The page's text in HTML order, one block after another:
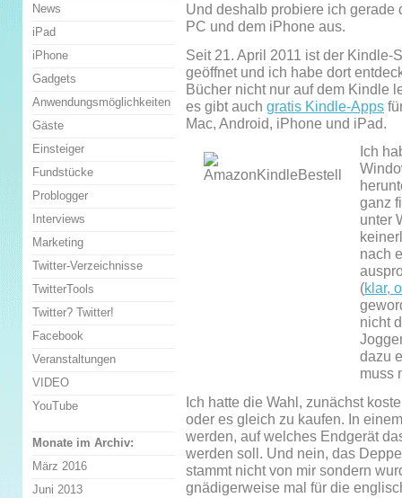
Und deshalb probiere ich
PC und dem iPhone aus.
Seit 21. April 2011 ist der Kindle-
geöffnet und ich habe dort
Bücher nicht nur auf dem Kindle
es gibt auch gratis Kindle-Apps
Mac, Android, iPhone und iPad.
Ich
ganz
unter
nach
(klar,
nicht
dazu
muss
Ich hatte die Wahl, zunächst
oder es gleich zu kaufen. In
werden, auf welches Endgerät
werden soll. Und nein, das
stammt nicht von mir sondern
gnädigerweise mal für die
News
iPad
iPhone
Gadgets
Anwendungsmöglichkeiten
Gäste
Einsteiger
Fundstücke
Problogger
Interviews
Marketing
Twitter-Verzeichnisse
TwitterTools
Twitter? Twitter!
Facebook
Veranstaltungen
VIDEO
YouTube
Monate im Archiv:
März 2016
Juni 2013